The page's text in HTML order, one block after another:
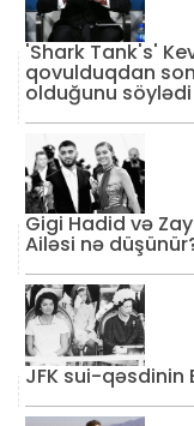
'Shark Tank's'
qovulduqdan
olduğunu söylədi
Gigi Hadid və
Ailəsi nə
JFK sui-qəsdinin